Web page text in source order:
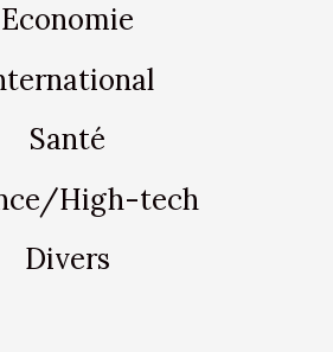
Economie
Santé
High-tech
Divers